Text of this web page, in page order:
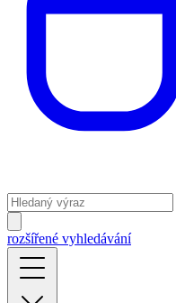
rozšířené vyhledávání